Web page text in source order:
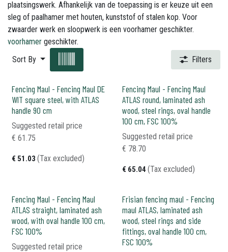
plaatsingswerk. Afhankelijk van de toepassing is er keuze uit een
sleg of paalhamer met houten, kunststof of stalen kop. Voor
zwaarder werk en sloopwerk is een voorhamer geschikter.
voorhamer geschikter.
Sort By
Filters
Fencing Maul - Fencing Maul DE
WIT square steel, with ATLAS
handle 90 cm
€ 51.03 (Tax excluded)
Suggested retail price
€ 61.75
Fencing Maul - Fencing Maul
ATLAS round, laminated ash
wood, steel rings, oval handle
100 cm, FSC 100%
€ 65.04 (Tax excluded)
Suggested retail price
€ 78.70
Fencing Maul - Fencing Maul
ATLAS straight, laminated ash
wood, with oval handle 100 cm,
FSC 100%
Suggested retail price
Frisian fencing maul - Fencing
maul ATLAS, laminated ash
wood, steel rings and side
fittings, oval handle 100 cm,
FSC 100%